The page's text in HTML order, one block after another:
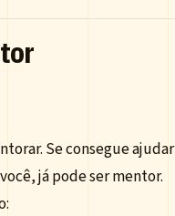
Se consegue ajudar
já pode ser mentor.